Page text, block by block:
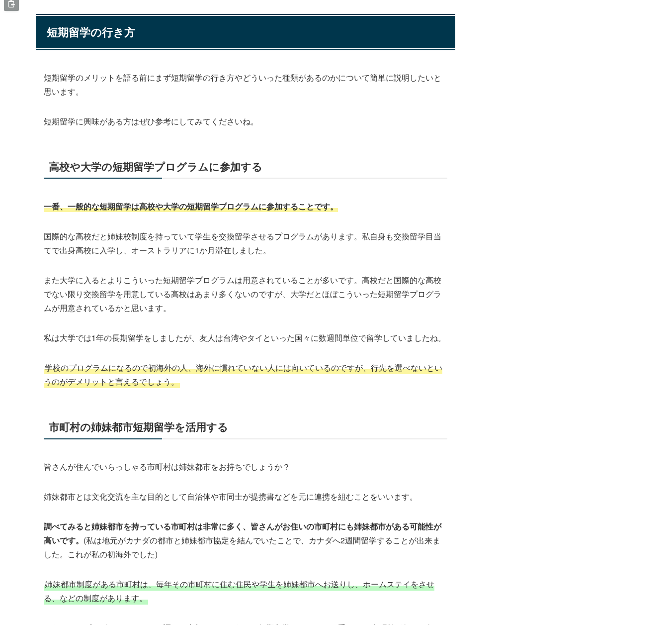
短期留学の行き方
短期留学のメリットを語る前にまず短期留学の行き方やどういった種類があるのかについて簡単に説明したいと
思います。
短期留学に興味がある方はぜひ参考にしてみてくださいね。
高校や大学の短期留学プログラムに参加する
一番、一般的な短期留学は高校や大学の短期留学プログラムに参加することです。
国際的な高校だと姉妹校制度を持っていて学生を交換留学させるプログラムがあります。私自身も交換留学目当
てで出身高校に入学し、オーストラリアに1か月滞在しました。
また大学に入るとよりこういった短期留学プログラムは用意されていることが多いです。高校だと国際的な高校
でない限り交換留学を用意している高校はあまり多くないのですが、大学だとほぼこういった短期留学プログラ
ムが用意されているかと思います。
私は大学では1年の長期留学をしましたが、友人は台湾やタイといった国々に数週間単位で留学していましたね。
学校のプログラムになるので初海外の人、海外に慣れていない人には向いているのですが、行先を選べないとい
うのがデメリットと言えるでしょう。
市町村の姉妹都市短期留学を活用する
皆さんが住んでいらっしゃる市町村は姉妹都市をお持ちでしょうか？
姉妹都市とは文化交流を主な目的として自治体や市同士が提携書などを元に連携を組むことをいいます。
調べてみると姉妹都市を持っている市町村は非常に多く、皆さんがお住いの市町村にも姉妹都市がある可能性が
高いです。 (私は地元がカナダの都市と姉妹都市協定を結んでいたことで、カナダへ2週間留学することが出来ま
した。これが私の初海外でした)
姉妹都市制度がある市町村は、毎年その市町村に住む住民や学生を姉妹都市へお送りし、ホームステイをさせ
る、などの制度があります。